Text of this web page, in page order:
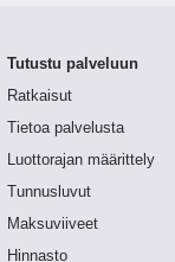
Tutustu palveluun
Ratkaisut
Tietoa palvelusta
Luottorajan määrittely
Tunnusluvut
Maksuviiveet
Hinnasto